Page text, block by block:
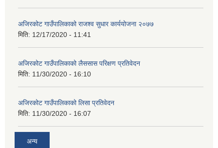
अजिरकोट गाउँपालिकाको राजश्व सुधार कार्ययोजना २०७७
मिति: 12/17/2020 - 11:41
अजिरकोट गाउँपालिकाको लैससास परिक्षण प्रतिवेदन
मिति: 11/30/2020 - 16:10
अजिरकोट गाउँपालिकाको लिसा प्रतिवेदन
मिति: 11/30/2020 - 16:07
अन्य